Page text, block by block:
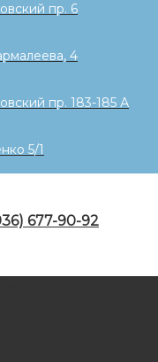
пр. 6
4
пр. 183-185 А
5/1
677-90-92